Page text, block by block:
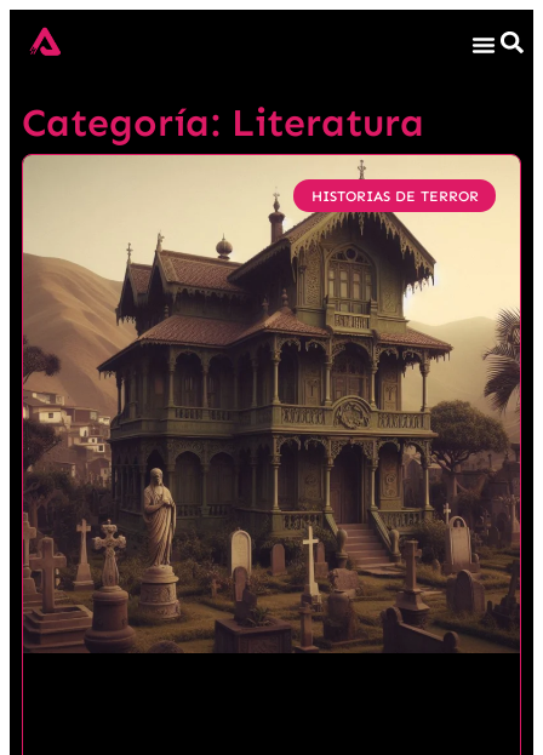
Categoría: Literatura
HISTORIAS DE TERROR